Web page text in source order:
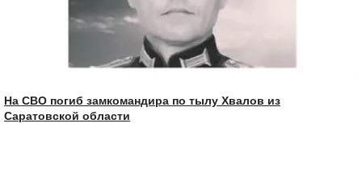
На СВО погиб замкомандира по тылу Хвалов из
Саратовской области